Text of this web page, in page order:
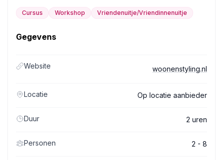
Cursus Workshop Vriendenuitje/Vriendinnenuitje
Gegevens
Website woonenstyling.nl
Locatie Op locatie aanbieder
Duur 2 uren
Personen 2 - 8